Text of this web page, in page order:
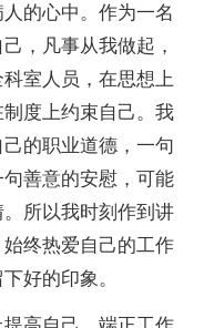
的心中。作为一名
，凡事从我做起，
室人员，在思想上
度上约束自己。我
的职业道德，一句
善意的安慰，可能
所以我时刻作到讲
终热爱自己的工作
好的印象。